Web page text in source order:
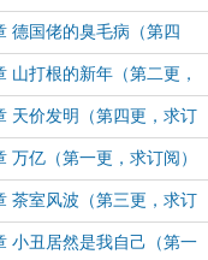
阅）
德国佬的臭毛病（第四
阅）
山打根的新年（第二更，
！）
天价发明（第四更，求订
万亿（第一更，求订阅）
茶室风波（第三更，求订
小丑居然是我自己（第一